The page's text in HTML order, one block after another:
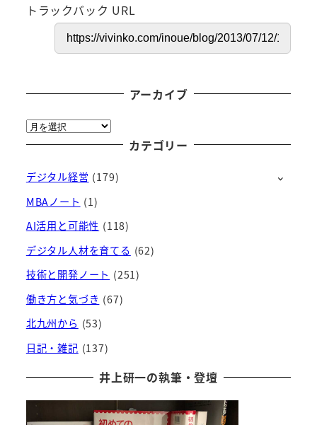
トラックバック URL
アーカイブ
ア
ー
イ
ブ
カテゴリー
デジタル経営 (179)
MBAノート (1)
AI活用と可能性 (118)
デジタル人材を育てる (62)
技術と開発ノート (251)
働き方と気づき (67)
北九州から (53)
日記・雑記 (137)
井上研一の執筆・登壇